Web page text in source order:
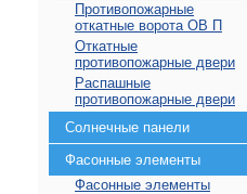
Противопожарные
откатные ворота ОВ П
Откатные
противопожарные двери
Распашные
противопожарные двери
Солнечные панели
Фасонные элементы
Фасонные элементы